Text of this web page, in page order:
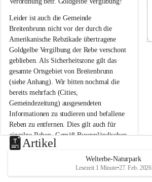
i
t
e
n
b
r
u
n
n
a
m
N
e
u
s
d
Leider ist auch die Gemeinde
Breitenbrunn nicht vor der durch die
Amerikanische Rebzikade übertragene
Goldgelbe Vergilbung der Rebe verschont
geblieben. Als Sicherheitszone gilt das
gesamte Ortsgebiet von Breitenbrunn
(siehe Anhang). Wir bitten nochmal die
bereits mehrfach (Cities,
Gemeindezeitung) ausgesendeten
Informationen zu studieren und befallene
Reben zu entfernen. Dies gilt auch für
einzelne Reben. Gemäß Burgenländischen
Weinbaugesetz sind nicht gepflegte oder
unzulässige Weingärten zu roden! Bitte
helfen wir zusammen um unsere Winzer
vor den prognostizierten Ernteausfällen
e
u
e
d
Artikel
Welterbe-Naturpark
Lesezeit 1 Minute•27. Feb. 2026